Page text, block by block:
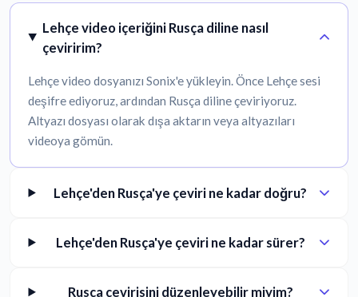
Lehçe video içeriğini Rusça diline nasıl
çeviririm?
Lehçe video dosyanızı Sonix'e yükleyin. Önce Lehçe sesi
deşifre ediyoruz, ardından Rusça diline çeviriyoruz.
Altyazı dosyası olarak dışa aktarın veya altyazıları
videoya gömün.
Lehçe'den Rusça'ye çeviri ne kadar doğru?
Lehçe'den Rusça'ye çeviri ne kadar sürer?
Rusça çevirisini düzenleyebilir miyim?